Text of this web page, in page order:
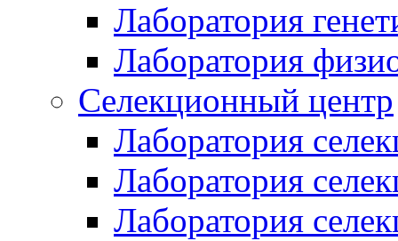
Лаборатория
Лаборатория
Селекционный центр
Лаборатория
Лаборатория
Лаборатория